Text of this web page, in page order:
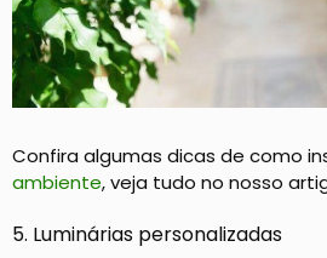
Confira algumas dicas de como
ambiente, veja tudo no nosso
5. Luminárias personalizadas